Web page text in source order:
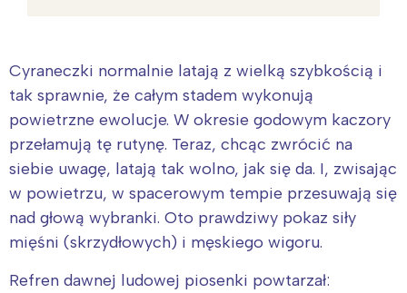
Cyraneczki normalnie latają z wielką szybkością i
tak sprawnie, że całym stadem wykonują
powietrzne ewolucje. W okresie godowym kaczory
przełamują tę rutynę. Teraz, chcąc zwrócić na
siebie uwagę, latają tak wolno, jak się da. I, zwisając
w powietrzu, w spacerowym tempie przesuwają się
nad głową wybranki. Oto prawdziwy pokaz siły
mięśni (skrzydłowych) i męskiego wigoru.
Refren dawnej ludowej piosenki powtarzał: